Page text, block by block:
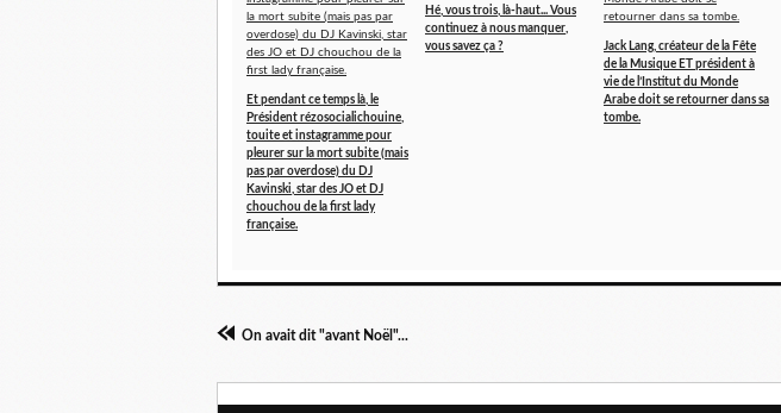
Et pendant ce temps là, le
Président rézosocialichouine,
touite et instagramme pour
pleurer sur la mort subite (mais
pas par overdose) du DJ
Kavinski, star des JO et DJ
chouchou de la first lady
française.
Hé, vous trois, là-haut... Vous
continuez à nous manquer,
vous savez ça ?
Jack Lang, créateur de la Fête
de la Musique ET président à
vie de l’Institut du Monde
Arabe doit se retourner dans sa
tombe.
On avait dit "avant Noël"...